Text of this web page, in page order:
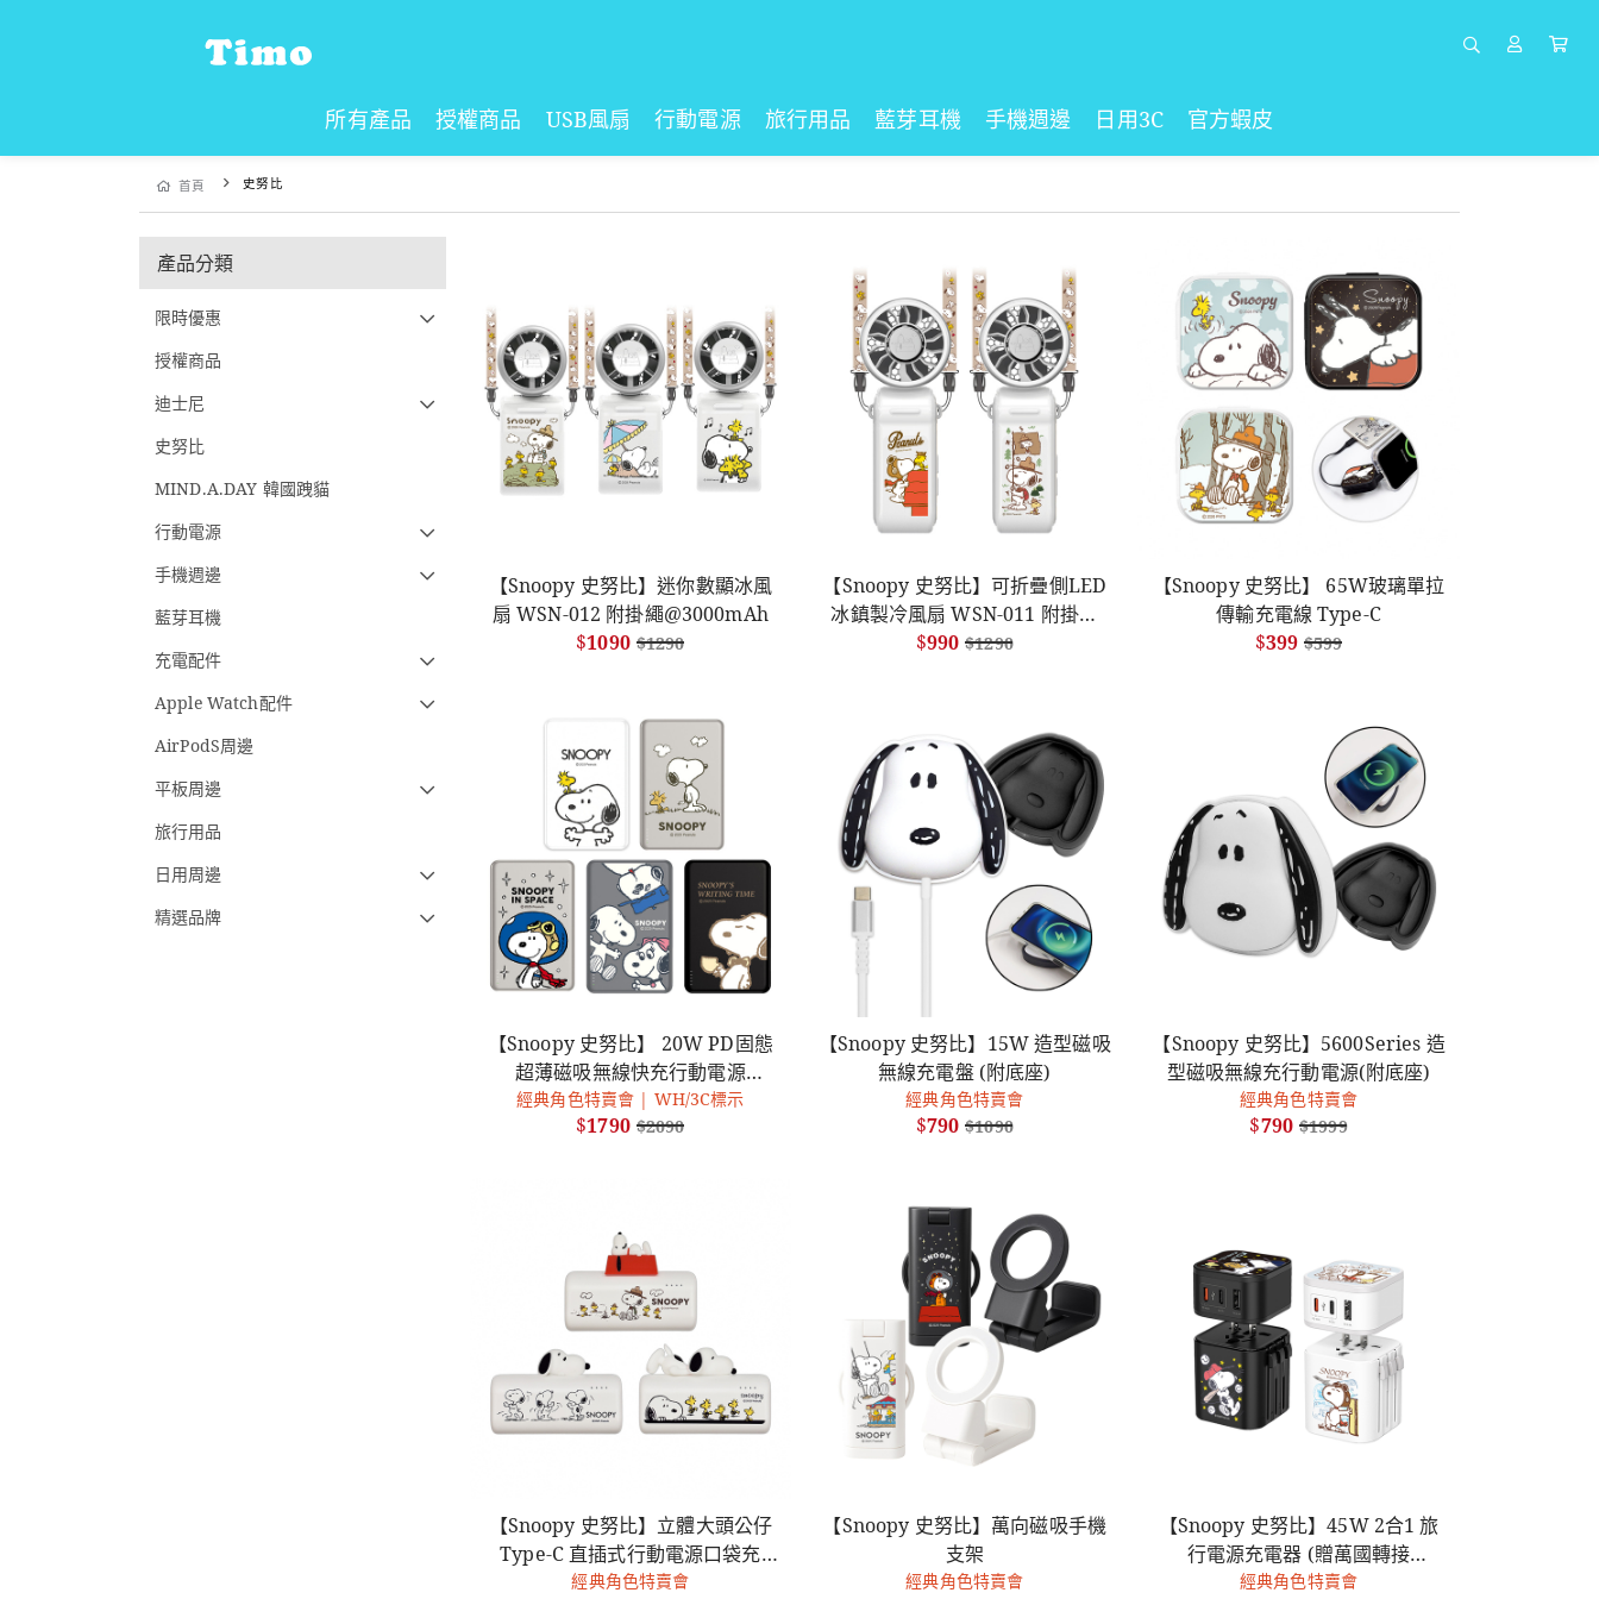
所有產品 授權商品 USB風扇 行動電源 旅行用品 藍芽耳機 手機週邊 日用3C 官方蝦皮
首頁 史努比
產品分類
限時優惠
授權商品
迪士尼
史努比
MIND.A.DAY 韓國跩貓
行動電源
手機週邊
藍芽耳機
充電配件
Apple Watch配件
AirPodS周邊
平板周邊
旅行用品
日用周邊
精選品牌
【Snoopy 史努比】迷你數顯冰風
扇 WSN-012 附掛繩@3000mAh
$1090 $1290
【Snoopy 史努比】可折疊側LED
冰鎮製冷風扇 WSN-011 附掛繩
@3000mAh
$990 $1290
【Snoopy 史努比】 65W玻璃單拉
傳輸充電線 Type-C
$399 $599
【Snoopy 史努比】 20W PD固態
超薄磁吸無線快充行動電源
10000mAh
經典角色特賣會 | WH/3C標示
$1790 $2090
【Snoopy 史努比】15W 造型磁吸
無線充電盤 (附底座)
經典角色特賣會
$790 $1090
【Snoopy 史努比】5600Series 造
型磁吸無線充行動電源(附底座)
經典角色特賣會
$790 $1999
【Snoopy 史努比】立體大頭公仔
Type-C 直插式行動電源口袋充
5000mAh @18Wh
經典角色特賣會
【Snoopy 史努比】萬向磁吸手機
支架
經典角色特賣會
【Snoopy 史努比】45W 2合1 旅
行電源充電器 (贈萬國轉接
頭/2C1A)
經典角色特賣會